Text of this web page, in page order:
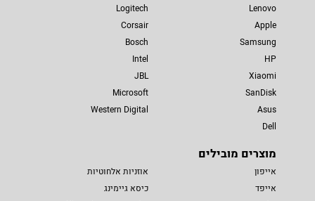
Lenovo
Apple
Samsung
HP
Xiaomi
SanDisk
Asus
Dell
Logitech
Corsair
Bosch
Intel
JBL
Microsoft
Western Digital
מוצרים מובילים
אייפון
אייפד
אוזניות אלחוטיות
כיסא גיימינג